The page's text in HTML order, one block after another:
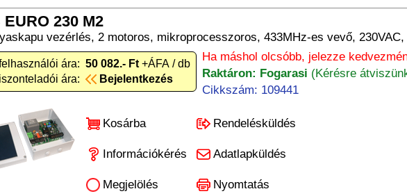
EURO 230 M2
vezérlés, 2 motoros, mikroprocesszoros, 433MHz-es vevő, 230VAC,
ára: 50 082.- Ft +ÁFA / db
ára:
Bejelentkezés
Ha máshol olcsóbb, jelezze
Raktáron: Fogarasi (Kérésre
Cikkszám: 109441
Kosárba Rendelésküldés
Információkérés Adatlapküldés
Megjelölés Nyomtatás